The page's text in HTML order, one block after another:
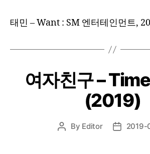
태민 – Want : SM 엔터테인먼트,
여자친구 –
(2019)
Post
By Editor
Post2019-